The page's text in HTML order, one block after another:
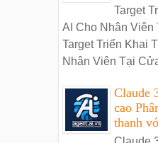
Target
AI Cho Nhân Viên
Target Triển Khai
Nhân Viên Tại
Claude
cao
thanh